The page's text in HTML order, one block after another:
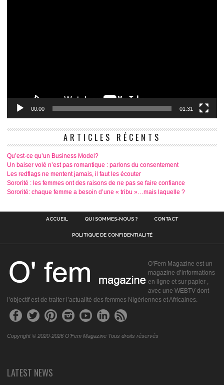
00:00 01:31
ARTICLES RÉCENTS
Qu’est-ce qu’un Business Model?
Un baiser volé n’est pas romantique : parlons du consentement
Les redflags ne mentent jamais, il faut les écouter
Sororité : les femmes ont des raisons de ne pas se faire confiance
Sororité: chaque femme a besoin d’une « tribu »…mais laquelle ?
ACCUEIL QUI SOMMES-NOUS ? CONTACT
POLITIQUE DE CONFIDENTIALITÉ
O’Fem Magazine est un
magazine d’informations
en ligne et sur papier ,
avec une WEBTV dont
l’objectif est de traiter l’actualité des femmes Nigériennes et Africaines.
Copyright © 2020-2026 O'Fem Magazine Tous droits réservés
LATEST NEWS